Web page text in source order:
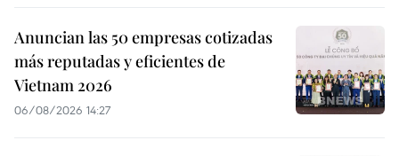
Anuncian las 50 empresas cotizadas
más reputadas y eficientes de
Vietnam 2026
06/08/2026 14:27